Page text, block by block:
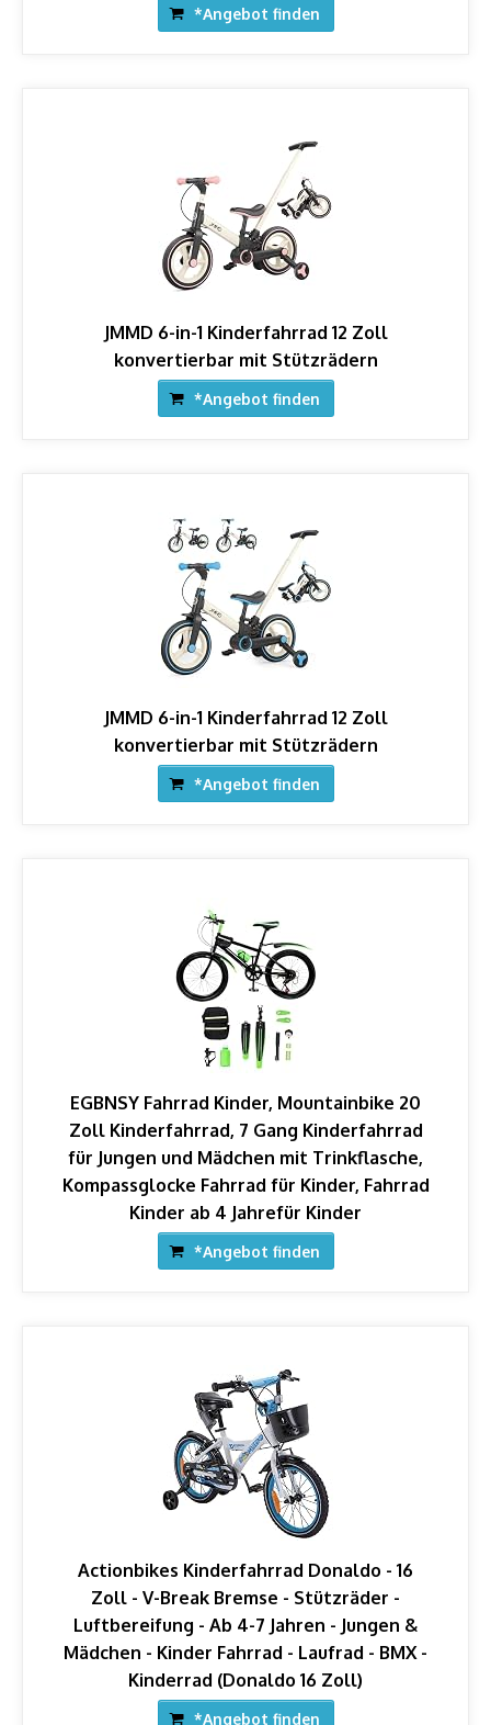
*Angebot finden
JMMD 6-in-1 Kinderfahrrad 12 Zoll
konvertierbar mit Stützrädern
*Angebot finden
JMMD 6-in-1 Kinderfahrrad 12 Zoll
konvertierbar mit Stützrädern
*Angebot finden
EGBNSY Fahrrad Kinder, Mountainbike 20
Zoll Kinderfahrrad, 7 Gang Kinderfahrrad
für Jungen und Mädchen mit Trinkflasche,
Kompassglocke Fahrrad für Kinder, Fahrrad
Kinder ab 4 Jahrefür Kinder
*Angebot finden
Actionbikes Kinderfahrrad Donaldo - 16
Zoll - V-Break Bremse - Stützräder -
Luftbereifung - Ab 4-7 Jahren - Jungen &
Mädchen - Kinder Fahrrad - Laufrad - BMX -
Kinderrad (Donaldo 16 Zoll)
*Angebot finden